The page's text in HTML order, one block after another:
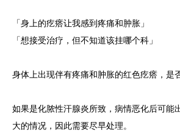
「身上的疙瘩让我感到疼痛和肿胀」
「想接受治疗，但不知道该挂哪个科」
身体上出现伴有疼痛和肿胀的红色疙瘩，是
如果是化脓性汗腺炎所致，病情恶化后可能
大的情况，因此需要尽早处理。
简体中文 한국어 日本語